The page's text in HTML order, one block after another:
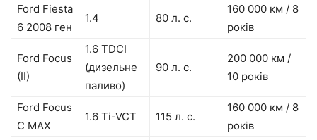
Ford Fiesta
6 2008 ген
1.4 80 л. с.
160 000 км / 8
років
Ford Focus
(II)
1.6 TDCI
(дизельне
паливо)
90 л. с.
200 000 км /
10 років
Ford Focus
C MAX
1.6 Ti-VCT 115 л. с.
160 000 км / 8
років